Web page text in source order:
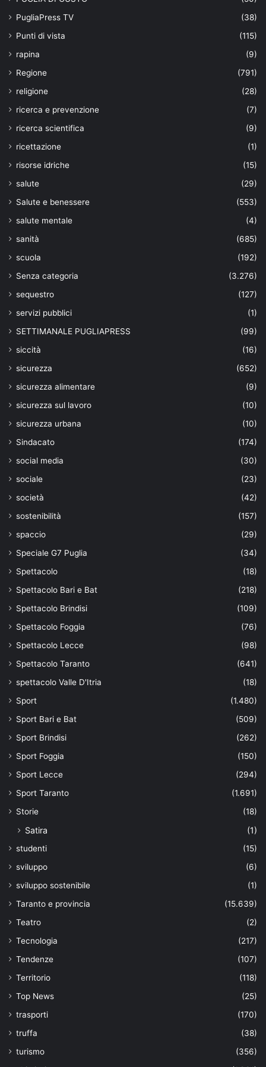
PugliaPress TV
(38)
Punti di vista
(115)
rapina
(9)
Regione
(791)
religione
(28)
ricerca e prevenzione
(7)
ricerca scientifica
(9)
ricettazione
(1)
risorse idriche
(15)
salute
(29)
Salute e benessere
(553)
salute mentale
(4)
sanità
(685)
scuola
(192)
Senza categoria
(3.276)
sequestro
(127)
servizi pubblici
(1)
SETTIMANALE PUGLIAPRESS
(99)
siccità
(16)
sicurezza
(652)
sicurezza alimentare
(9)
sicurezza sul lavoro
(10)
sicurezza urbana
(10)
Sindacato
(174)
social media
(30)
sociale
(23)
società
(42)
sostenibilità
(157)
spaccio
(29)
Speciale G7 Puglia
(34)
Spettacolo
(18)
Spettacolo Bari e Bat
(218)
Spettacolo Brindisi
(109)
Spettacolo Foggia
(76)
Spettacolo Lecce
(98)
Spettacolo Taranto
(641)
spettacolo Valle D'Itria
(18)
Sport
(1.480)
Sport Bari e Bat
(509)
Sport Brindisi
(262)
Sport Foggia
(150)
Sport Lecce
(294)
Sport Taranto
(1.691)
Storie
(18)
Satira (1)
studenti
(15)
sviluppo
(6)
sviluppo sostenibile
(1)
Taranto e provincia
(15.639)
Teatro
(2)
Tecnologia
(217)
Tendenze
(107)
Territorio
(118)
Top News
(25)
trasporti
(170)
truffa
(38)
turismo
(356)